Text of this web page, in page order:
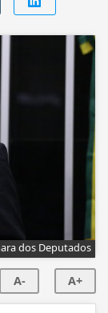
dos Deputados
A- A+